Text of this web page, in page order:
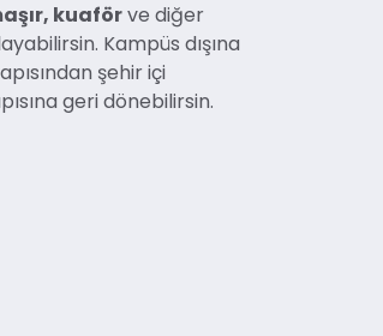
kuaförve diğer
Kampüs dışına
şehir içi
geri dönebilirsin.